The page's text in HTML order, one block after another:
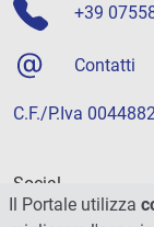
+39
Contatti
C.F./P.Iva
Social
Il Portale utilizza